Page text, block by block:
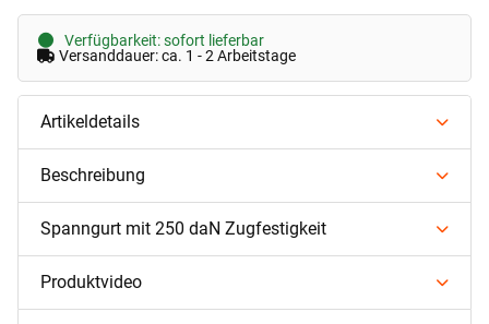
Verfügbarkeit: sofort lieferbar
Versanddauer: ca. 1 - 2 Arbeitstage
Artikeldetails
Beschreibung
Spanngurt mit 250 daN Zugfestigkeit
Produktvideo